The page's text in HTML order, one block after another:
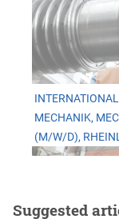
MECHANIK,
(M/W/D),
Suggested